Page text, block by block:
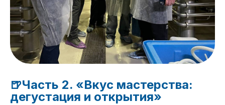
🍺Часть 2. «Вкус мастерства:
дегустация и открытия»